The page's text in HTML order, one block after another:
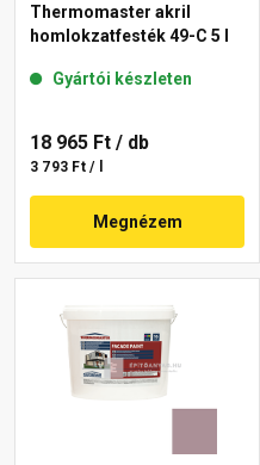
Thermomaster akril
homlokzatfesték 49-C 5 l
Gyártói készleten
18 965 Ft / db
3 793 Ft / l
Megnézem